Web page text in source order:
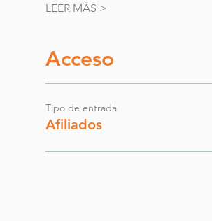
LEER MÁS >
Acceso
Tipo de entrada
Afiliados